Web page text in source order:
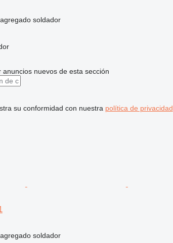
soldador
nuevos de esta sección
su conformidad con nuestra política de privacidad
soldador